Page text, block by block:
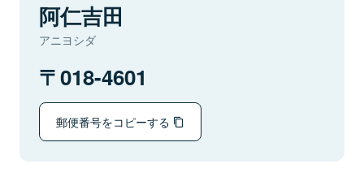
阿仁吉田
アニヨシダ
018-4601
郵便番号をコピーする